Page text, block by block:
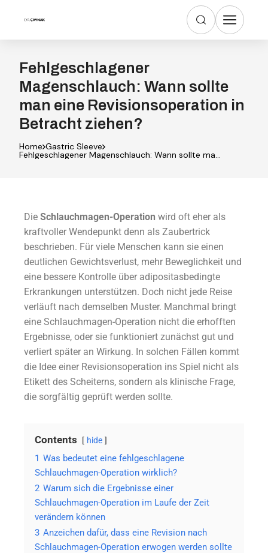
Fehlgeschlagener
Magenschlauch: Wann sollte
man eine Revisionsoperation in
Betracht ziehen?
Home Gastric Sleeve
Fehlgeschlagener Magenschlauch: Wann sollte man
Die Schlauchmagen-Operation wird oft eher als
kraftvoller Wendepunkt denn als Zaubertrick
beschrieben. Für viele Menschen kann sie einen
deutlichen Gewichtsverlust, mehr Beweglichkeit und
eine bessere Kontrolle über adipositasbedingte
Erkrankungen unterstützen. Doch nicht jede Reise
verläuft nach demselben Muster. Manchmal bringt
eine Schlauchmagen-Operation nicht die erhofften
Ergebnisse, oder sie funktioniert zunächst gut und
verliert später an Wirkung. In solchen Fällen kommt
die Idee einer Revisionsoperation ins Spiel nicht als
Etikett des Scheiterns, sondern als klinische Frage,
die sorgfältig geprüft werden sollte.
Contents hide
1 Was bedeutet eine fehlgeschlagene
Schlauchmagen-Operation wirklich?
2 Warum sich die Ergebnisse einer
Schlauchmagen-Operation im Laufe der Zeit
verändern können
3 Anzeichen dafür, dass eine Revision nach
Schlauchmagen-Operation erwogen werden sollte